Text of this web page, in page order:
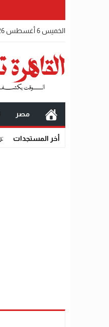
الخميس 6 أغسطس 2026 - 6:27 صباحًا
مصر
أخر المستجدات